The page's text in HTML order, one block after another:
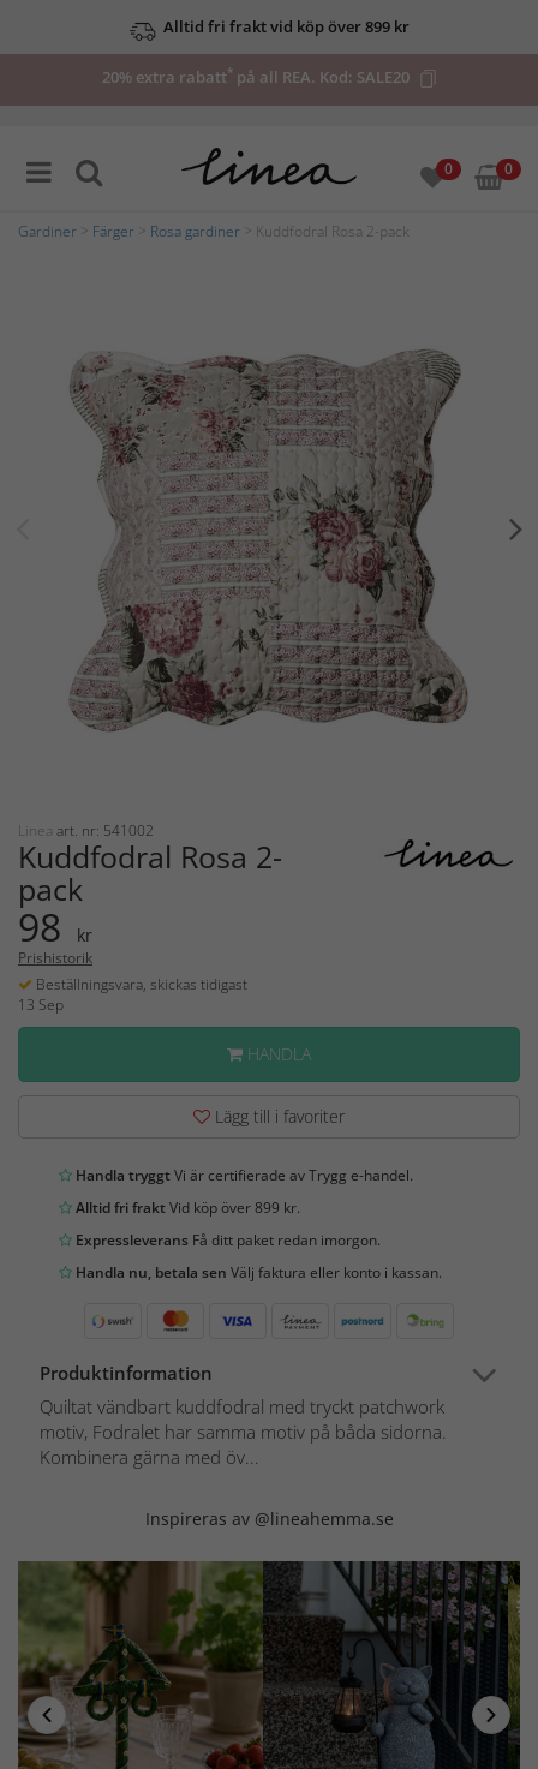
Alltid fri frakt vid köp över 899 kr
20% extra rabatt*på all REA. Kod: SALE20
0 0
Gardiner Färger Rosa gardiner > Kuddfodral Rosa 2-pack
Linea art. nr: 541002
Kuddfodral Rosa 2-
pack
98 kr
Prishistorik
Beställningsvara, skickas tidigast
13 Sep
HANDLA
Lägg till i favoriter
Handla tryggtVi är certifierade av Trygg e-handel.
Alltid fri fraktVid köp över 899 kr.
Expressleverans Få ditt paket redan imorgon.
Handla nu, betala sen Välj faktura eller konto i kassan.
Produktinformation
Quiltat vändbart kuddfodral med tryckt patchwork
motiv, Fodralet har samma motiv på båda sidorna.
Kombinera gärna med öv...
Inspireras av @lineahemma.se